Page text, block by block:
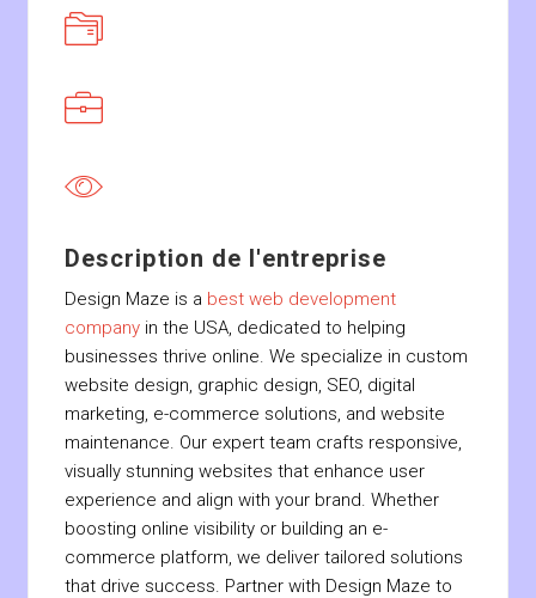
Description de l'entreprise
Design Maze is a best web development
companyin the USA, dedicated to helping
businesses thrive online. We specialize in custom
website design, graphic design, SEO, digital
marketing, e-commerce solutions, and website
maintenance. Our expert team crafts responsive,
visually stunning websites that enhance user
experience and align with your brand. Whether
boosting online visibility or building an e-
commerce platform, we deliver tailored solutions
that drive success. Partner with Design Maze to